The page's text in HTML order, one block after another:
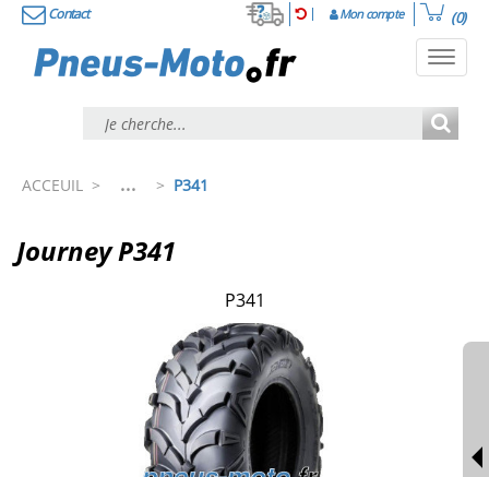
Contact Mon compte (0)
ACCEUIL > ... > P341
Journey P341
P341